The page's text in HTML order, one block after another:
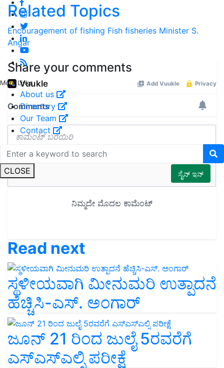
More Links
About us
Directory
Our Team
Contact
CLOSE
Related Topics
Encouragement of fishing Fish fisheries Minister S.
Angar
Share your comments
Read next
ಸ್ಥಳೀಯವಾಗಿ ಮೀನುಮರಿ ಉತ್ಪಾದನೆ
ಹೆಚ್ಚಿಸಿ-ಎಸ್. ಅಂಗಾರ್
ಜೂನ್ 21 ರಿಂದ ಜುಲೈ 5ರವರೆಗೆ
ಎಸ್ಎಸ್ಎಲ್ಸಿ ಪರೀಕ್ಷೆ